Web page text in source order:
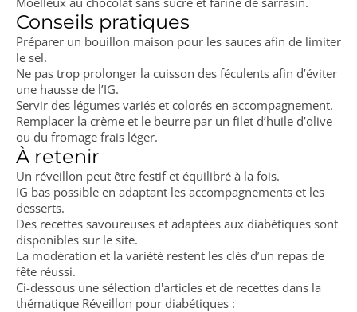
Conseils pratiques
Préparer un bouillon maison pour les sauces afin de limiter
le sel.
Ne pas trop prolonger la cuisson des féculents afin d’éviter
une hausse de l’IG.
Servir des légumes variés et colorés en accompagnement.
Remplacer la crème et le beurre par un filet d’huile d’olive
ou du fromage frais léger.
À retenir
Un réveillon peut être festif et équilibré à la fois.
IG bas possible en adaptant les accompagnements et les
desserts.
Des recettes savoureuses et adaptées aux diabétiques sont
disponibles sur le site.
La modération et la variété restent les clés d’un repas de
fête réussi.
Ci-dessous une sélection d'articles et de recettes dans la
thématique Réveillon pour diabétiques :